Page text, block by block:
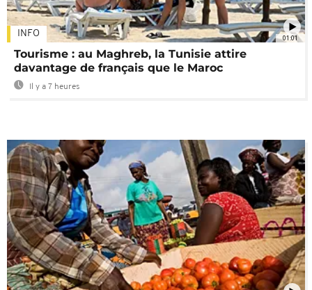
01:01
INFO
Tourisme : au Maghreb, la Tunisie attire
davantage de français que le Maroc
Il y a 7 heures